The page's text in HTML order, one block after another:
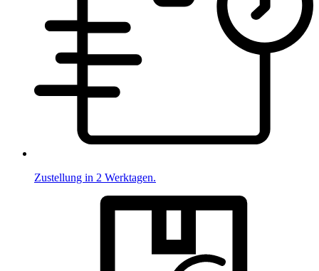
Zustellung in 2 Werktagen.